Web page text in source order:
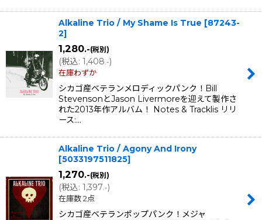
Alkaline Trio / My Shame Is True [87243-
2]
1,280.-(税別)
(税込: 1,408 .-)
在庫わずか
シカゴ産ベテランメロディックパンク！Bill
StevensonとJason Livermoreを迎えて製作さ
れた2013年作アルバム！ Notes & Tracklis リリ
ース:…
Alkaline Trio / Agony And Irony
[5033197511825]
1,270.-(税別)
(税込: 1,397 .-)
在庫数 2点
シカゴ産ベテランポップパンク！メジャ